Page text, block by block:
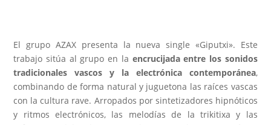
El grupo AZAX presenta la nueva single «Giputxi». Este
trabajo sitúa al grupo en la encrucijada entre los sonidos
tradicionales vascos y la electrónica contemporánea,
combinando de forma natural y juguetona las raíces vascas
con la cultura rave. Arropados por sintetizadores hipnóticos
y ritmos electrónicos, las melodías de la trikitixa y las